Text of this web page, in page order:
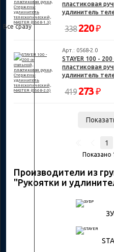
пластиковая
удлинитель
338 220₽
Арт.: 0568-2.0
STAYER 100 -
пластиковая
удлинитель
419 273 ₽
1
Показано
Все сразу
Производители из
"Рукоятки и